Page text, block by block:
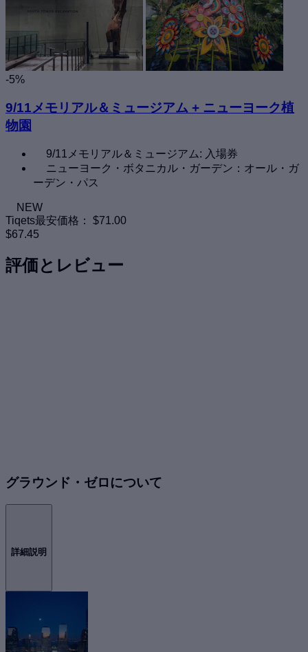
-5%
9/11メモリアル＆ミュージアム + ニューヨーク植
物園
9/11メモリアル＆ミュージアム: 入場券
ニューヨーク・ボタニカル・ガーデン：オール・ガ
ーデン・パス
NEW
Tiqets最安価格：
$71.00
$67.45
評価とレビュー
グラウンド・ゼロについて
詳細説明